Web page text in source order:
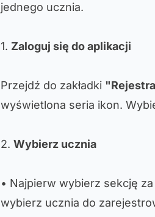
jednego ucznia.
1. Zaloguj się do aplikacji
Przejdź do zakładki
wyświetlona seria ikon.
2. Wybierz ucznia
• Najpierw wybierz sekcję
wybierz ucznia do